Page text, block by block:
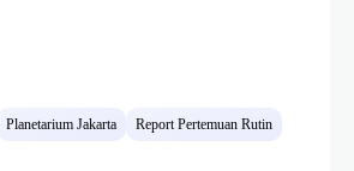
Planetarium Jakarta Report Pertemuan Rutin